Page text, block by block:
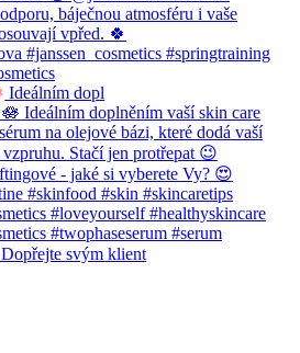
Ideálním dopl
Dopřejte svým klient